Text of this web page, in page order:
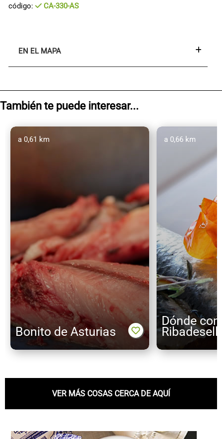
código:
CA-330-AS
EN EL MAPA
También te puede interesar...
Bonito de Asturias
a 0,61 km
Dónde
a 0,66 km
VER MÁS COSAS CERCA DE AQUÍ